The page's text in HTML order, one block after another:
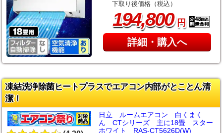
下取り後価格（税込）
194,800円
詳細・購入へ
凍結洗浄除菌ヒートプラスでエアコン内部がとことん清
潔！
日立 ルームエアコン 白くまく
ん CTシリーズ 主に18畳 スター
ホワイト RAS-CT5626D(W)